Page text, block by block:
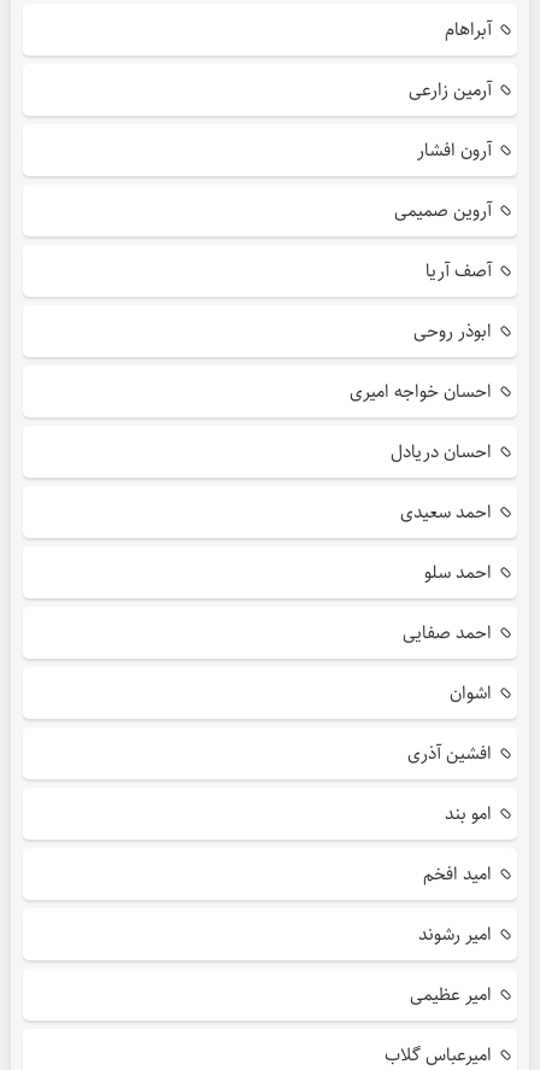
آبراهام
آرمین زارعی
آرون افشار
آروین صمیمی
آصف آریا
ابوذر روحی
احسان خواجه امیری
احسان دریادل
احمد سعیدی
احمد سلو
احمد صفایی
اشوان
افشین آذری
امو بند
امید افخم
امیر رشوند
امیر عظیمی
امیرعباس گلاب